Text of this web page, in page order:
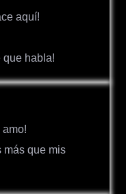
aquí!
que habla!
más que mis